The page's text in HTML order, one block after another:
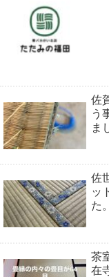
佐
う
ま
佐
ッ
た。
茶
在